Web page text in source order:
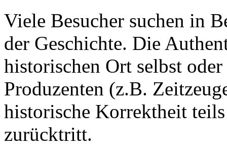
Viele Besucher suchen in
der Geschichte. Die
historischen Ort selbst
Produzenten (z.B.
historische Korrektheit
zurücktritt.